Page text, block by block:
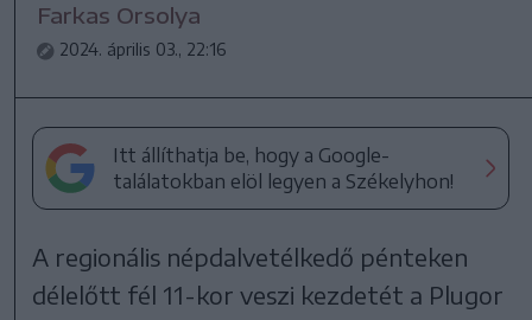
Farkas Orsolya
2024. április 03., 22:16
Itt állíthatja be, hogy a Google-
találatokban elöl legyen a Székelyhon!
A regionális népdalvetélkedő pénteken
délelőtt fél 11-kor veszi kezdetét a Plugor